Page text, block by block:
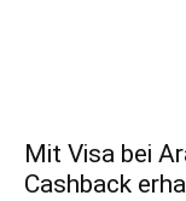
Mit Visa bei
Cashback